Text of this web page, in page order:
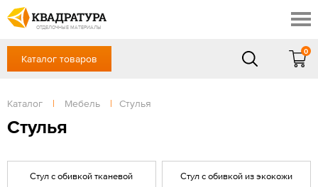
ОТДЕЛОЧНЫЕ МАТЕРИАЛЫ
Скидки
Акции
Готовые решения
Доставка и оплата
Отзывы
+7 (8652) 20-54-77
Сб, Вс — выходной
ЗАКАЗАТЬ ЗВОНОК
Каталог товаров
0
Каталог | Мебель | Стулья
Стулья
Стул с обивкой тканевой Стул с обивкой из экокожи